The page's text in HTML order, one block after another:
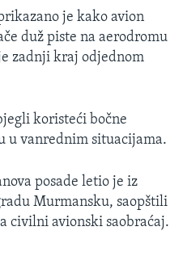
je kako avion
duž piste na aerodromu
zadnji kraj odjednom
koristeći bočne
u vanrednim situacijama.
posade letio je iz
Murmansku, saopštili
civilni avionski saobraćaj.